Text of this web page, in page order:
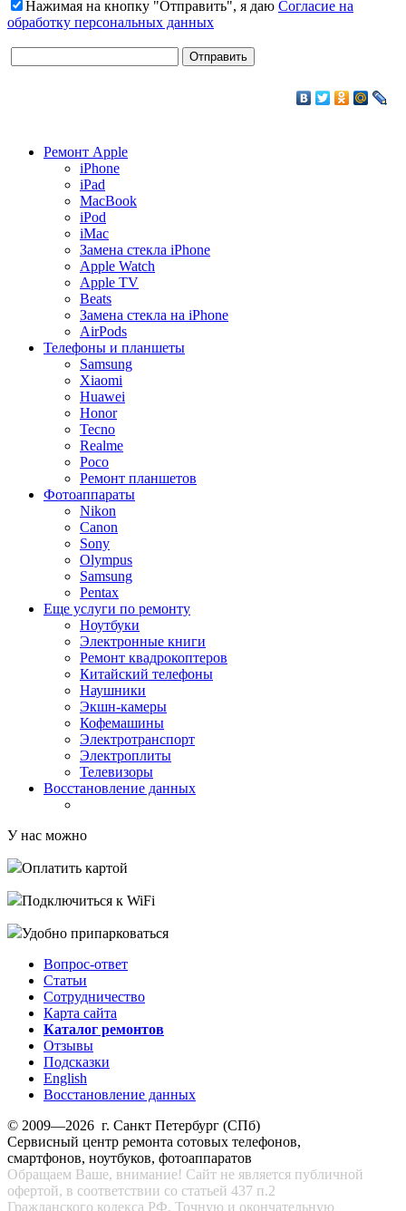
Нажимая на кнопку "Отправить", я даю Согласие на
обработку персональных данных
Ремонт Apple
iPhone
iPad
MacBook
iPod
iMac
Замена стекла iPhone
Apple Watch
Apple TV
Beats
Замена стекла на iPhone
AirPods
Телефоны и планшеты
Samsung
Xiaomi
Huawei
Honor
Tecno
Realme
Poco
Ремонт планшетов
Фотоаппараты
Nikon
Canon
Sony
Olympus
Samsung
Pentax
Еще услуги по ремонту
Ноутбуки
Электронные книги
Ремонт квадрокоптеров
Китайский телефоны
Наушники
Экшн-камеры
Кофемашины
Электротранспорт
Электроплиты
Телевизоры
Восстановление данных
У нас можно
Оплатить картой
Подключиться к WiFi
Удобно припарковаться
Вопрос-ответ
Статьи
Сотрудничество
Карта сайта
Каталог ремонтов
Отзывы
Подсказки
English
Восстановление данных
© 2009—2026 г. Санкт Петербург (СПб)
Сервисный центр ремонта сотовых телефонов,
смартфонов, ноутбуков, фотоаппаратов
Обращаем Ваше, внимание! Сайт не является публичной
офертой, в соответствии со статьей 437 п.2
Гражданского кодекса РФ. Точную и окончательную